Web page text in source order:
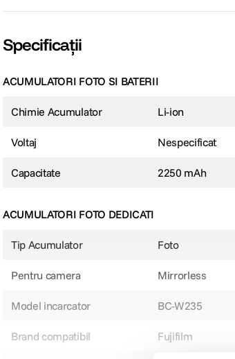
Specificații
ACUMULATORI FOTO SI BATERII
Chimie Acumulator Li-ion
Voltaj Nespecificat
Capacitate 2250 mAh
ACUMULATORI FOTO DEDICATI
Tip Acumulator Foto
Pentru camera Mirrorless
Model incarcator BC-W235
Brand compatibil Fujifilm